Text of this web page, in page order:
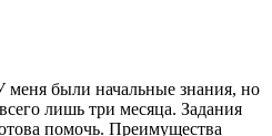
меня были начальные знания, но
лишь три месяца. Задания
помочь. Преимущества